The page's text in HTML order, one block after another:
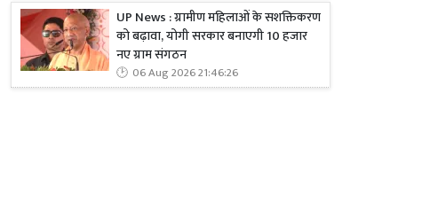
UP News : ग्रामीण महिलाओं के सशक्तिकरण
को बढ़ावा, योगी सरकार बनाएगी 10 हजार
नए ग्राम संगठन
06 Aug 2026 21:46:26